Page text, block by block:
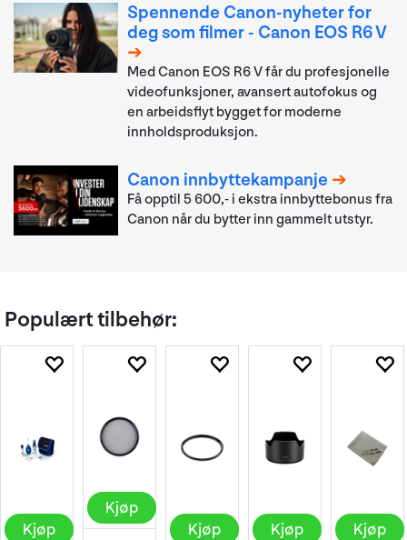
Spennende Canon-nyheter for
deg som filmer - Canon EOS R6 V
Med Canon EOS R6 V får du profesjonelle
videofunksjoner, avansert autofokus og
en arbeidsflyt bygget for moderne
innholdsproduksjon.
Canon innbyttekampanje
Få opptil 5 600,- i ekstra innbyttebonus fra
Canon når du bytter inn gammelt utstyr.
Populært tilbehør:
Kjøp
Kjøp
Kjøp Kjøp Kjøp